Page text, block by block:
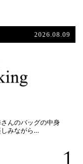
2026.08.09
んのバッグの中身
しみながら…